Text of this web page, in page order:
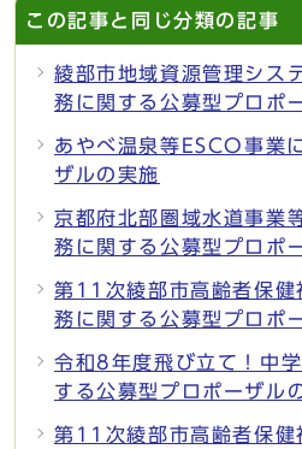
この記事と同じ分類の記事
綾部市地域資源管理シス
務に関する公募型プロポ
あやべ温泉等ESCO事業
ザルの実施
京都府北部圏域水道事業
務に関する公募型プロポ
第11次綾部市高齢者保健
務に関する公募型プロポ
令和8年度飛び立て！中
する公募型プロポーザル
第11次綾部市高齢者保健